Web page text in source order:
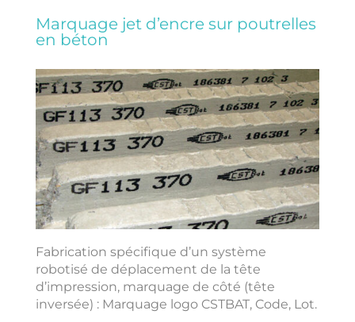
Marquage jet d’encre sur poutrelles
en béton
Fabrication spécifique d’un système
robotisé de déplacement de la tête
d’impression, marquage de côté (tête
inversée) : Marquage logo CSTBAT, Code, Lot.